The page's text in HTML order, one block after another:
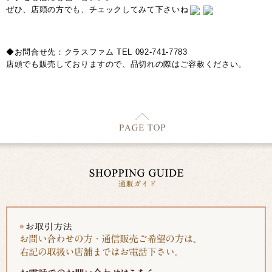
ぜひ、店頭の方でも、チェックしてみて下さいね
◆お問合せ先：クラスファム TEL 092-741-7783
店頭でも販売しておりますので、品切れの際はご容赦ください。